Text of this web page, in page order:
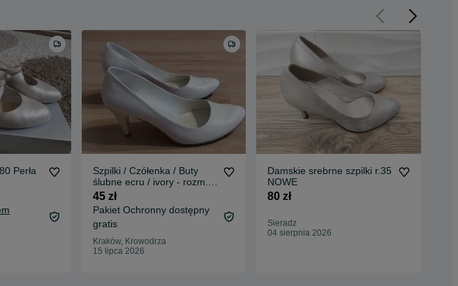
Perła
Szpilki / Czółenka / Buty
ślubne ecru / ivory - rozm.
38 - obuwie/buty
45 zł
Pakiet Ochronny dostępny
gratis
Kraków, Krowodrza
15 lipca 2026
Damskie srebrne szpilki r.35
NOWE
80 zł
Sieradz
04 sierpnia 2026